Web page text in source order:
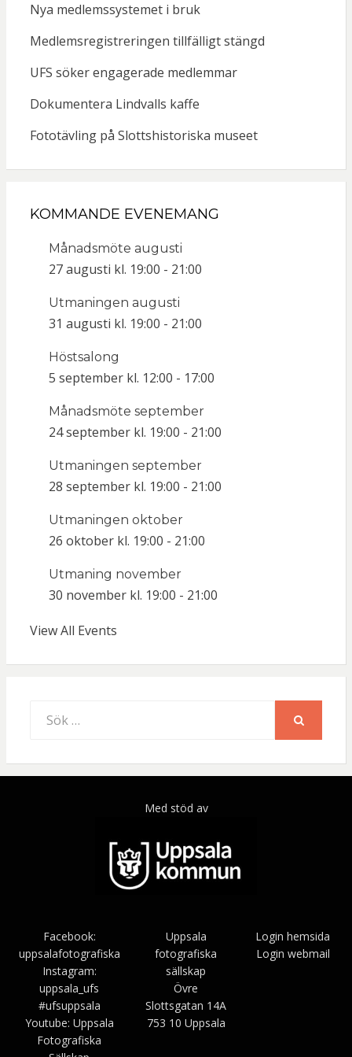
Nya medlemssystemet i bruk
Medlemsregistreringen tillfälligt stängd
UFS söker engagerade medlemmar
Dokumentera Lindvalls kaffe
Fototävling på Slottshistoriska museet
KOMMANDE EVENEMANG
Månadsmöte augusti
27 augusti kl. 19:00 - 21:00
Utmaningen augusti
31 augusti kl. 19:00 - 21:00
Höstsalong
5 september kl. 12:00 - 17:00
Månadsmöte september
24 september kl. 19:00 - 21:00
Utmaningen september
28 september kl. 19:00 - 21:00
Utmaningen oktober
26 oktober kl. 19:00 - 21:00
Utmaning november
30 november kl. 19:00 - 21:00
View All Events
efter:
Med stöd av
Facebook:
uppsalafotografiska
Instagram:
uppsala_ufs
#ufsuppsala
Youtube: Uppsala
Fotografiska
Uppsala
fotografiska
sällskap
Övre
Slottsgatan 14A
753 10 Uppsala
Login hemsida
Login webmail